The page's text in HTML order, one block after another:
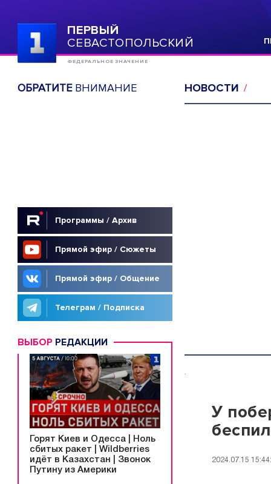
ПЕРВЫЙ
СЕВАСТОПОЛЬСКИЙ
ФЕДЕРАЛЬНОЕ ЗНАЧЕНИЕ
ОБРАТИТЕВНИМАНИЕ
Программы / Архив
Прямой эфир / Сюжеты
Прямой эфир / Общение
Телеграм / Подписка
ВЫБОР РЕДАКЦИИ
Горят Киев и Одесса | Ноль
сбитых ракет | Wildberries
идёт в Казахстан | Звонок
Путину из Америки
НОВОСТИ
.
У
2024.07.15